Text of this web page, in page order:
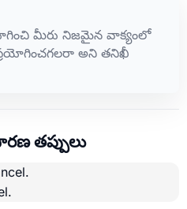
మీరు నిజమైన వాక్యంలో
ప్రయోగించగలరా అని తనిఖీ
తప్పులు